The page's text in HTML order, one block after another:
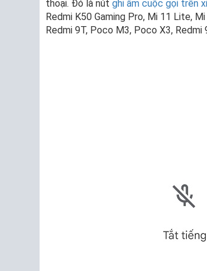
thoại. Đó là nút ghi âm cuộc gọi trên
Redmi K50 Gaming Pro, Mi 11 Lite,
Redmi 9T, Poco M3, Poco X3,